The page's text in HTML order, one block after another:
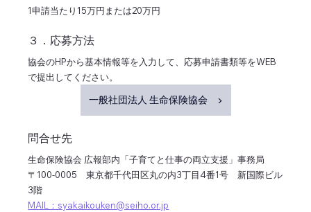
1申請当たり15万円または20万円
３．応募方法
協会のHPから基本情報等を入力して、応募申請書類等をWEB
で提出してください。
一般社団法人 生命保険協会 ▶
問合せ先
生命保険協会 広報部内「子育てと仕事の両立支援」事務局
〒100-0005　東京都千代田区丸の内3丁目4番1号　新国際ビル
3階
MAIL：syakaikouken@seiho.or.jp